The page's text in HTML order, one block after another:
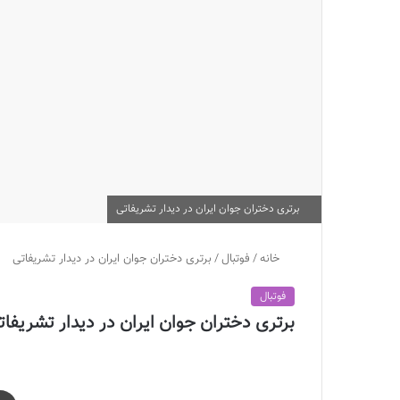
برتری دختران جوان ایران در دیدار تشریفاتی
خانه/ فوتبال/ برتری دختران جوان ایران در دیدار تشریفاتی
فوتبال
برتری دختران جوان ایران در دیدار